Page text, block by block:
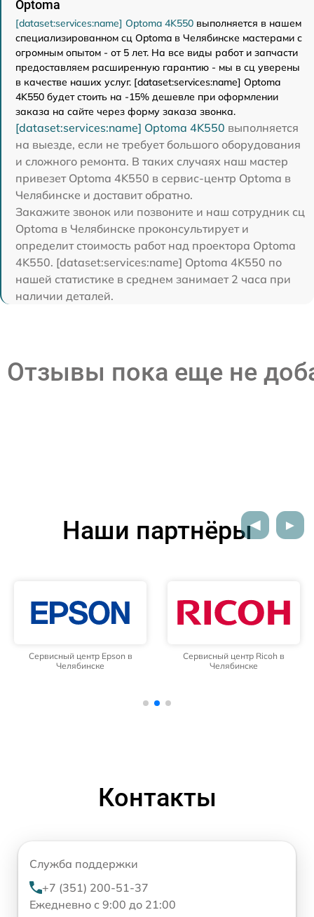
Optoma
[dataset:services:name] Optoma 4K550 выполняется в нашем
специализированном сц Optoma в Челябинске мастерами с
огромным опытом - от 5 лет. На все виды работ и запчасти
предоставляем расширенную гарантию - мы в сц уверены
в качестве наших услуг. [dataset:services:name] Optoma
4K550 будет стоить на -15% дешевле при оформлении
заказа на сайте через форму заказа звонка.
[dataset:services:name] Optoma 4K550 выполняется
на выезде, если не требует большого оборудования
и сложного ремонта. В таких случаях наш мастер
привезет Optoma 4K550 в сервис-центр Optoma в
Челябинске и доставит обратно.
Закажите звонок или позвоните и наш сотрудник сц
Optoma в Челябинске проконсультирует и
определит стоимость работ над проектора Optoma
4K550. [dataset:services:name] Optoma 4K550 по
нашей статистике в среднем занимает 2 часа при
наличии деталей.
Отзывы пока еще не
Наши партнёры
Сервисный центр Epson в
Челябинске
Сервисный центр Ricoh в
Челябинске
Контакты
Служба поддержки
+7 (351) 200-51-37
Ежедневно с 9:00 до 21:00